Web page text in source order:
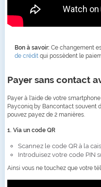
Bon à savoir: Ce changement
de crédit qui possèdent le
Payer sans contact
Payer à l'aide de votre
Payconiq by Bancontact souvent
pouvez payez de 2 manières.
1. Via un code QR
Scannez le code QR à la
Introduisez votre code PIN
Ainsi vous ne touchez que votre